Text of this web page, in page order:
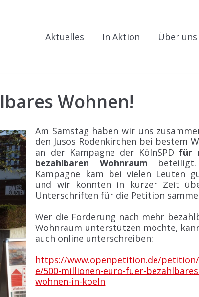
Aktuelles
In Aktion Über uns
Wohnen!
Am Samstag haben wir uns
den Jusos Rodenkirchen bei bestem
an der Kampagne der KölnSPD für
bezahlbaren Wohnraum
Kampagne kam bei vielen Leuten
und wir konnten in kurzer Zeit
Unterschriften für die Petition
Wer die Forderung nach mehr
Wohnraum unterstützen möchte,
auch online unterschreiben:
https://www.openpetition.de/
e/500-millionen-euro-fuer-
wohnen-in-koeln